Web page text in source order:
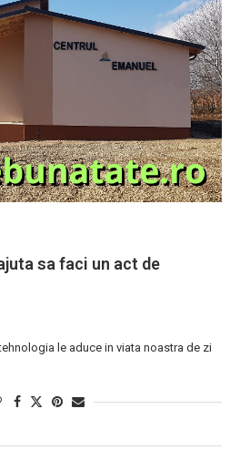
sa faci un act de
le aduce in viata noastra de zi